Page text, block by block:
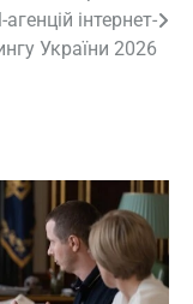
інтернет-
України 2026